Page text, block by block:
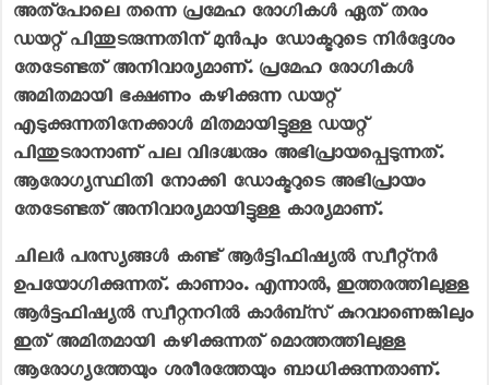
അത്പോലെ തന്നെ പ്രമേഹ രോഗികള്‍ ഏത് തരം
ഡയറ്റ് പിന്തുടരുന്നതിന് മുന്‍പും ഡോക്ടറുടെ നിര്‍ദ്ദേശം
തേടേണ്ടത് അനിവാര്യമാണ്. പ്രമേഹ രോഗികള്‍
അമിതമായി ഭക്ഷണം കഴിക്കുന്ന ഡയറ്റ്
എടുക്കുന്നതിനേക്കാള്‍ മിതമായിട്ടുള്ള ഡയറ്റ്
പിന്തുടരാനാണ് പല വിദഗ്ദ്ധരും അഭിപ്രായപ്പെടുന്നത്.
ആരോഗ്യസ്ഥിതി നോക്കി ഡോക്ടറുടെ അഭിപ്രായം
തേടേണ്ടത് അനിവാര്യമായിട്ടുള്ള കാര്യമാണ്.
ചിലര്‍ പരസ്യങ്ങള്‍ കണ്ട് ആര്‍ട്ടിഫിഷ്യല്‍ സ്വീറ്റ്നര്‍
ഉപയോഗിക്കുന്നത്. കാണാം. എന്നാല്‍, ഇത്തരത്തിലുള്ള
ആര്‍ട്ടഫിഷ്യല്‍ സ്വീറ്റനറില്‍ കാര്‍ബ്‌സ് കുറവാണെങ്കിലും
ഇത് അമിതമായി കഴിക്കുന്നത് മൊത്തത്തിലുള്ള
ആരോഗ്യത്തേയും ശരീരത്തേയും ബാധിക്കുന്നതാണ്.